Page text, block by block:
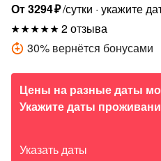
От3294₽/сутки укажите
2 отзыва
30% вернётся бонусами
Цены на разные даты
Укажите даты
Указать даты